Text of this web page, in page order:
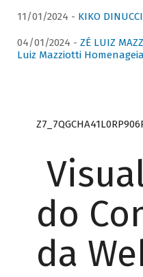
11/01/2024 - KIKO
04/01/2024 - ZÉ LUIZ
Luiz Mazziotti
do
da